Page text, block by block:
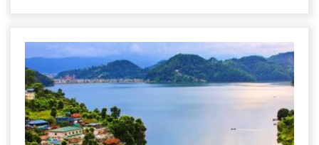
बस्ती भएको ठेहे गाउँ।
माटोले छाएको
परम्परागत शैलीका
घरहरू आपसमा..